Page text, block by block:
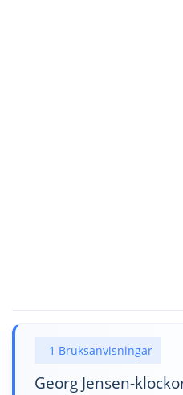
1 Bruksanvisningar
Georg Jensen-